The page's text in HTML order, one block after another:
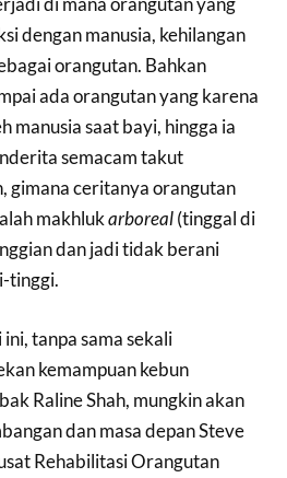
dengan manusia, kehilangan
orangutan. Bahkan
ada orangutan yang karena
manusia saat bayi, hingga ia
semacam takut
gimana ceritanya orangutan
makhlukarboreal(tinggal di
dan jadi tidak berani
tinggi.
tanpa sama sekali
kemampuan kebun
Raline Shah, mungkin akan
dan masa depan Steve
Rehabilitasi Orangutan